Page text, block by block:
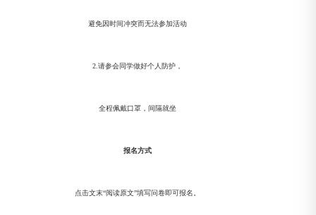
避免因时间冲突而无法参加活动
2.请参会同学做好个人防护，
全程佩戴口罩，间隔就坐
报名方式
点击文末“阅读原文”填写问卷即可报名。